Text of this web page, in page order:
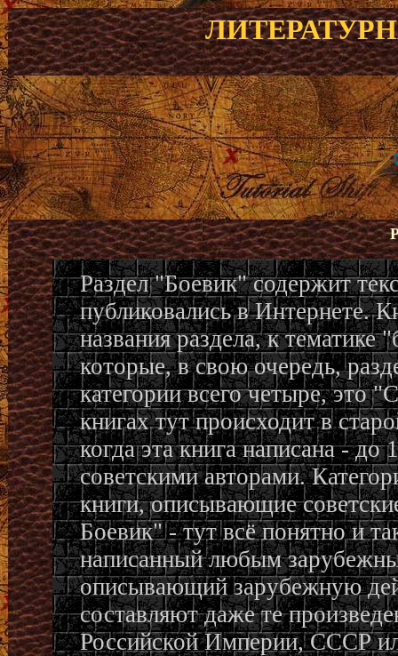
Раздел "Боевик" содержит
публиковались в Интернете.
названия раздела, к тематике
которые, в свою очередь,
категории всего четыре, это
книгах тут происходит в
когда эта книга написана -
советскими авторами.
книги, описывающие
Боевик" - тут всё понятно и
написанный любым
описывающий зарубежную
составляют даже те
Российской Империи, СССР